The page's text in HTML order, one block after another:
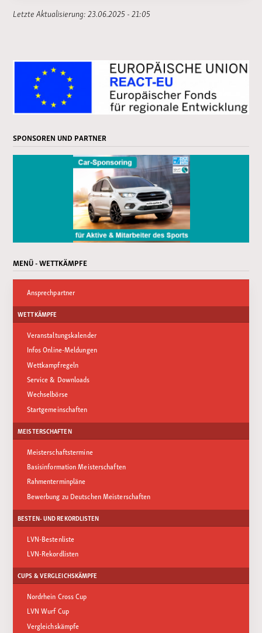
Letzte Aktualisierung: 23.06.2025 - 21:05
SPONSOREN UND PARTNER
MENÜ - WETTKÄMPFE
Ansprechpartner
WETTKÄMPFE
Veranstaltungskalender
Infos Online-Meldungen
Wettkampfregeln
Service & Downloads
Wechselbörse
Startgemeinschaften
MEISTERSCHAFTEN
Meisterschaftstermine
Basisinformation Meisterschaften
Rahmenterminpläne
Bewerbung zu Deutschen Meisterschaften
BESTEN- UND REKORDLISTEN
LVN-Bestenliste
LVN-Rekordlisten
CUPS & VERGLEICHSKÄMPFE
Nordrhein Cross Cup
LVN Wurf Cup
Vergleichskämpfe